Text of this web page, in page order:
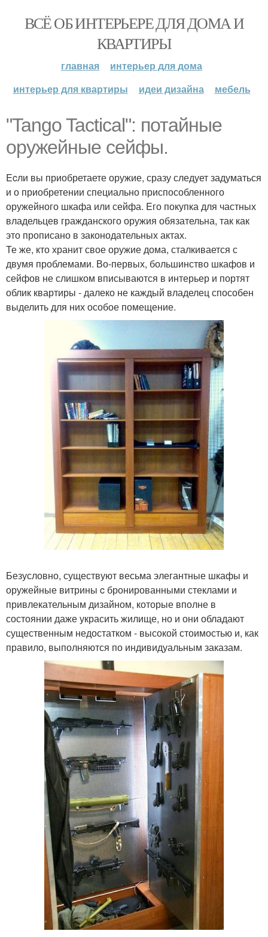
ВСЁ ОБ ИНТЕРЬЕРЕ ДЛЯ ДОМА И
КВАРТИРЫ
главная
интерьер для дома
интерьер для квартиры
идеи дизайна мебель
"Tango Tactical": потайные
оружейные сейфы.
Ecли вы приобретаете оружие, сразу следует задуматься
и о приобретении специально приспособленного
оружейного шкафа или сейфа. Eго покупка для частных
владельцев гражданского оружия обязательна, так как
это прописано в законодательных актах.
Те же, кто хранит свое оружие дома, сталкивается с
двумя проблемами. Во-первых, большинство шкафов и
сейфов не слишком вписываются в интерьер и портят
облик квартиры - далеко не каждый владелец способен
выделить для них особое помещение.
Безусловно, существуют весьма элегантные шкафы и
оружейные витрины c бронированными стеклами и
привлекательным дизайном, которые вполне в
состоянии даже украсить жилище, но и они обладают
существенным недостатком - высокой стоимостью и, как
правило, выполняются по индивидуальным заказам.